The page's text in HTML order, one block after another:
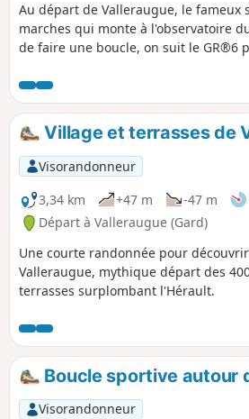
Au départ de Valleraugue, le fameux
marches qui monte à l'observatoire
de faire une boucle, on suit le GR®6
traversée de la châtaigneraie au-
Berthezène.
Village et terrasses de
Visorandonneur
3,34 km
+47 m -47 m
Départ à Valleraugue (Gard)
Une courte randonnée pour
Valleraugue, mythique départ des
terrasses surplombant l'Hérault.
Boucle sportive autour
Visorandonneur